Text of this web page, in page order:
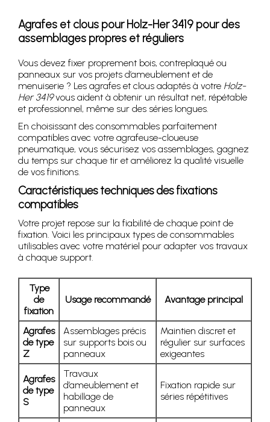
Agrafes et clous pour Holz-Her 3419 pour des
assemblages propres et réguliers
Vous devez fixer proprement bois, contreplaqué ou
panneaux sur vos projets d’ameublement et de
menuiserie ? Les agrafes et clous adaptés à votre Holz-
Her 3419vous aident à obtenir un résultat net, répétable
et professionnel, même sur des séries longues.
En choisissant des consommables parfaitement
compatibles avec votre agrafeuse-cloueuse
pneumatique, vous sécurisez vos assemblages, gagnez
du temps sur chaque tir et améliorez la qualité visuelle
de vos finitions.
Caractéristiques techniques des fixations
compatibles
Votre projet repose sur la fiabilité de chaque point de
fixation. Voici les principaux types de consommables
utilisables avec votre matériel pour adapter vos travaux
à chaque support.
Type
de
fixation
Usage recommandé Avantage principal
Agrafes
de type
Z
Assemblages précis
sur supports bois ou
panneaux
Maintien discret et
régulier sur surfaces
exigeantes
Agrafes
de type
S
Travaux
d’ameublement et
habillage de
panneaux
Fixation rapide sur
séries répétitives